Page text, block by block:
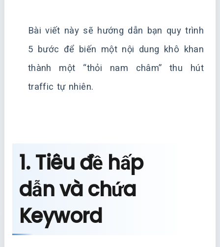
Bài viết này sẽ hướng dẫn bạn quy trình
5 bước để biến một nội dung khô khan
thành một “thỏi nam châm” thu hút
traffic tự nhiên.
1. Tiêu đề hấp
dẫn và chứa
Keyword